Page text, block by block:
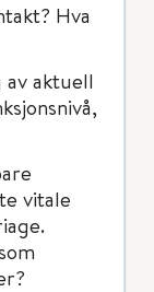
Hva
av aktuell
vitale